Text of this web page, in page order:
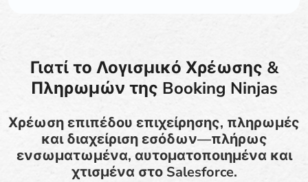
Γιατί το Λογισμικό Χρέωσης &
Πληρωμών της Booking Ninjas
Χρέωση επιπέδου επιχείρησης, πληρωμές
και διαχείριση εσόδων—πλήρως
ενσωματωμένα, αυτοματοποιημένα και
χτισμένα στο Salesforce.